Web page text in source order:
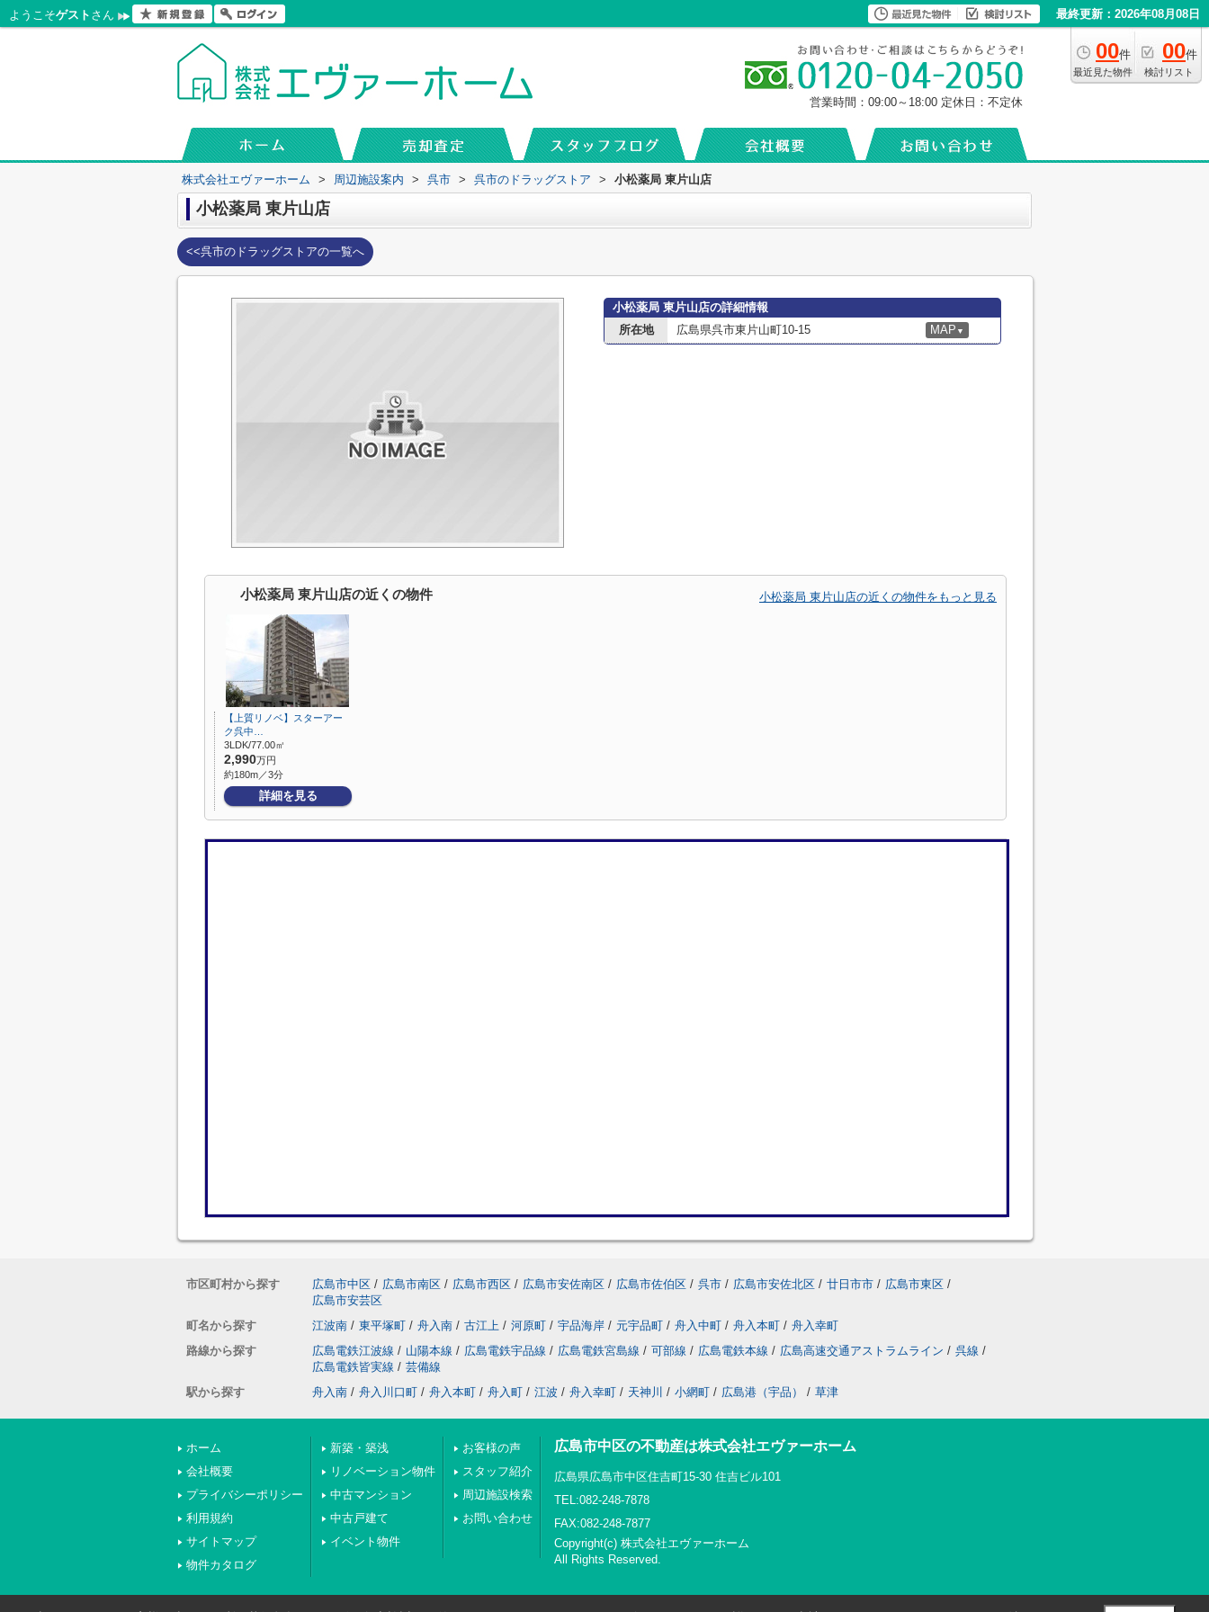
ようこそゲスト さん 最終更新：2026年08月08日
00件
最近見た物件
00件
検討リスト
営業時間：09:00～18:00 定休日：不定休
株式会社エヴァーホーム > 周辺施設案内 > 呉市 > 呉市のドラッグストア > 小松薬局 東片山店
小松薬局 東片山店
<<呉市のドラッグストアの一覧へ
小松薬局 東片山店の詳細情報
所在地
広島県呉市東片山町10-15 MAP ▼
小松薬局 東片山店の近くの物件 小松薬局 東片山店の近くの物件をもっと見る
【上質リノベ】スターアー
ク呉中…
3LDK/77.00㎡
2,990万円
約180m／3分
詳細を見る
市区町村から探す 広島市中区 / 広島市南区 / 広島市西区 / 広島市安佐南区 / 広島市佐伯区 / 呉市 / 広島市安佐北区 / 廿日市市 / 広島市東区 /
広島市安芸区
町名から探す
江波南 / 東平塚町 / 舟入南 / 古江上 / 河原町 / 宇品海岸 / 元宇品町 / 舟入中町 / 舟入本町 / 舟入幸町
路線から探す
広島電鉄江波線 / 山陽本線 / 広島電鉄宇品線 / 広島電鉄宮島線 / 可部線 / 広島電鉄本線 / 広島高速交通アストラムライン / 呉線 /
広島電鉄皆実線 / 芸備線
駅から探す
舟入南 / 舟入川口町 / 舟入本町 / 舟入町 / 江波 / 舟入幸町 / 天神川 / 小網町 / 広島港（宇品） / 草津
ホーム
会社概要
プライバシーポリシー
利用規約
サイトマップ
物件カタログ
新築・築浅
リノベーション物件
中古マンション
中古戸建て
イベント物件
お客様の声
スタッフ紹介
周辺施設検索
お問い合わせ
広島市中区の不動産は株式会社エヴァーホーム
広島県広島市中区住吉町15-30 住吉ビル101
TEL:082-248-7878
FAX:082-248-7877
Copyright(c) 株式会社エヴァーホーム
All Rights Reserved.